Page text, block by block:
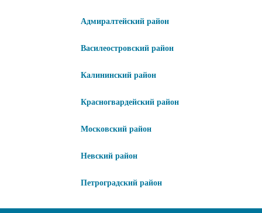
Адмиралтейский район
Василеостровский район
Калининский район
Красногвардейский район
Московский район
Невский район
Петроградский район